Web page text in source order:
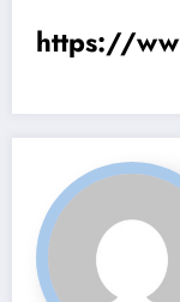
https://